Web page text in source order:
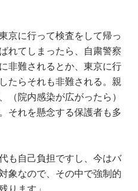
京に行って検査をして帰っ
れてしまったら、自粛警察
非難されるとか、東京に行
たらそれも非難される。親
（院内感染が広がったら）
それを懸念する保護者も多
も自己負担ですし、今はバ
象なので、その中で強制的